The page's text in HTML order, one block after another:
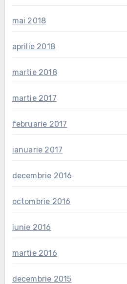
mai 2018
aprilie 2018
martie 2018
martie 2017
februarie 2017
ianuarie 2017
decembrie 2016
octombrie 2016
iunie 2016
martie 2016
decembrie 2015